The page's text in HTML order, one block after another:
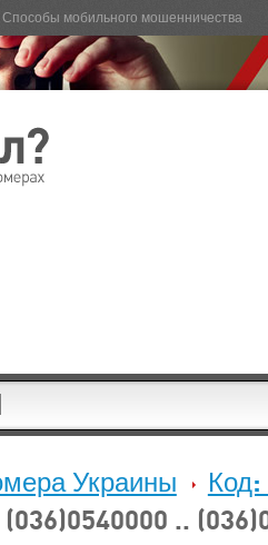
Способы мобильного мошенничества
Украины
Код:
(036)0540000 ..